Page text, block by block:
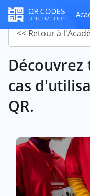
<< Retour à
cas
QR.